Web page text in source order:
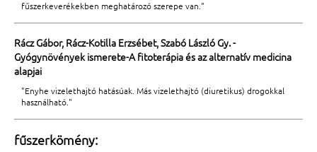
fűszerkeverékekben meghatározó szerepe van."
Rácz Gábor, Rácz-Kotilla Erzsébet, Szabó László Gy. -
Gyógynövények ismerete-A fitoterápia és az alternatív medicina
alapjai
"Enyhe vizelethajtó hatásúak. Más vizelethajtó (diuretikus) drogokkal
használható."
fűszerkömény: